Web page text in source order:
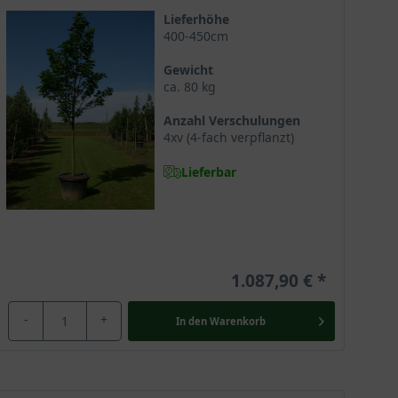
und benötigt hier die Unterstützung des Gärtners.
daher einen sonnigen bis absonnigen und
an kalten Tagen zum Beispielmit einem
mit einem malerischen Wuchs und einer
Lieferhöhe
400-450cm
Gewicht
ca. 80 kg
Anzahl Verschulungen
4xv (4-fach verpflanzt)
Lieferbar
1.087,90 €
- + In den Warenkorb